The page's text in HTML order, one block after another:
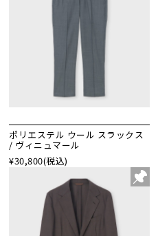
ポリエステル ウール スラックス
/ ヴィニュマール
¥30,800(税込)